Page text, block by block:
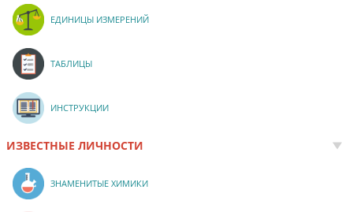
ЕДИНИЦЫ ИЗМЕРЕНИЙ
ТАБЛИЦЫ
ИНСТРУКЦИИ
ИЗВЕСТНЫЕ ЛИЧНОСТИ
ЗНАМЕНИТЫЕ ХИМИКИ